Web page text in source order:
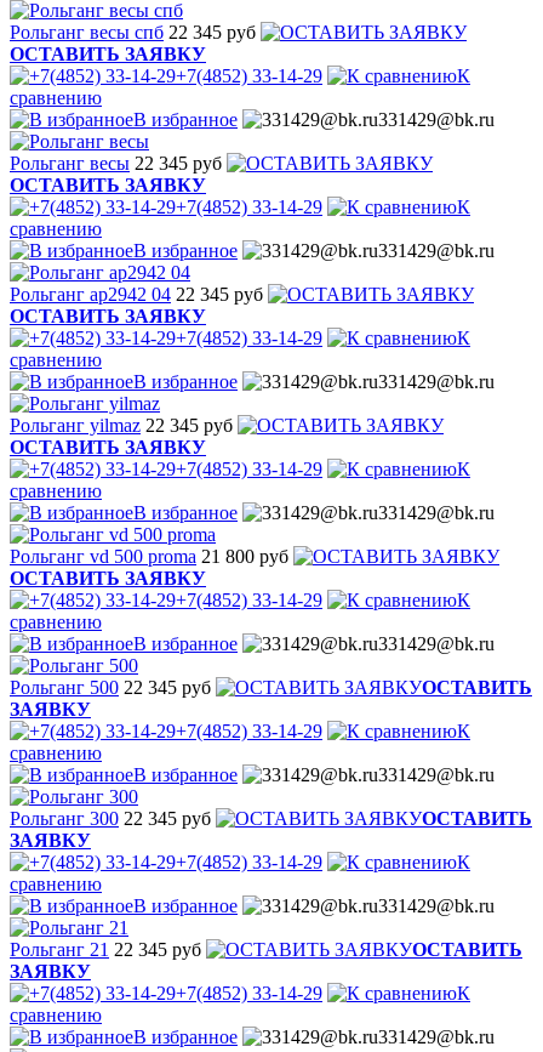
Рольганг весы спб 22 345 руб
ОСТАВИТЬ ЗАЯВКУ
+7(4852) 33-14-29
К
сравнению
В избранное
331429@bk.ru
Рольганг весы 22 345 руб
ОСТАВИТЬ ЗАЯВКУ
+7(4852) 33-14-29
К
сравнению
В избранное
331429@bk.ru
Рольганг ар2942 04 22 345 руб
ОСТАВИТЬ ЗАЯВКУ
+7(4852) 33-14-29
К
сравнению
В избранное
331429@bk.ru
Рольганг yilmaz 22 345 руб
ОСТАВИТЬ ЗАЯВКУ
+7(4852) 33-14-29
К
сравнению
В избранное
331429@bk.ru
Рольганг vd 500 proma 21 800 руб
ОСТАВИТЬ ЗАЯВКУ
+7(4852) 33-14-29
К
сравнению
В избранное
331429@bk.ru
Рольганг 500 22 345 руб
ОСТАВИТЬ
ЗАЯВКУ
+7(4852) 33-14-29
К
сравнению
В избранное
331429@bk.ru
Рольганг 300 22 345 руб
ОСТАВИТЬ
ЗАЯВКУ
+7(4852) 33-14-29
К
сравнению
В избранное
331429@bk.ru
Рольганг 21 22 345 руб
ОСТАВИТЬ
ЗАЯВКУ
+7(4852) 33-14-29
К
сравнению
В избранное
331429@bk.ru